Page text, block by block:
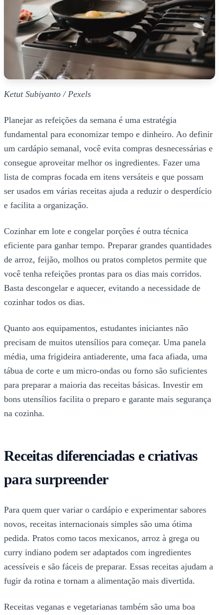
Ketut Subiyanto / Pexels
Planejar as refeições da semana é uma estratégia
fundamental para economizar tempo e dinheiro. Ao definir
um cardápio semanal, você evita compras desnecessárias e
consegue aproveitar melhor os ingredientes. Fazer uma
lista de compras focada em itens versáteis e que possam
ser usados em várias receitas ajuda a reduzir o desperdício
e facilita a organização.
Cozinhar em lote e congelar porções é outra técnica
eficiente para ganhar tempo. Preparar grandes quantidades
de arroz, feijão, molhos ou pratos completos permite que
você tenha refeições prontas para os dias mais corridos.
Basta descongelar e aquecer, evitando a necessidade de
cozinhar todos os dias.
Quanto aos equipamentos, estudantes iniciantes não
precisam de muitos utensílios para começar. Uma panela
média, uma frigideira antiaderente, uma faca afiada, uma
tábua de corte e um micro-ondas ou forno são suficientes
para preparar a maioria das receitas básicas. Investir em
bons utensílios facilita o preparo e garante mais segurança
na cozinha.
Receitas diferenciadas e criativas
para surpreender
Para quem quer variar o cardápio e experimentar sabores
novos, receitas internacionais simples são uma ótima
pedida. Pratos como tacos mexicanos, arroz à grega ou
curry indiano podem ser adaptados com ingredientes
acessíveis e são fáceis de preparar. Essas receitas ajudam a
fugir da rotina e tornam a alimentação mais divertida.
Receitas veganas e vegetarianas também são uma boa